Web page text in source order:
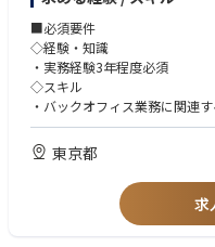
具体的な業務内容
1. 正確かつタイムリーな請求業
・電力取引データに基づく請求
・請求書の発行・送付および進
・請求関連データの確認および
2. 顧客対応
・請求内容の確認・調整に関す
・関連部署と連携した請求関
3. 請求業務の効率化
・請求業務フローの見直しお
・業務効率化・品質向上に向け
■必須要件
◇経験・知識
・実務経験3年程度必須
◇スキル
・バックオフィス業務に関連
・中級レベルの英語力
・Microsoft Word、Excelを含
◇マインド面
・自律的に業務を遂行できる
無い方。臨機応変に対応いた
・優れたコミュニケーション
東京都
求